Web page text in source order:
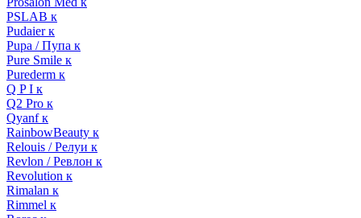
PSLAB к
Pudaier к
Pupa / Пупа к
Pure Smile к
Purederm к
Q P I к
Q2 Pro к
Qyanf к
RainbowBeauty к
Relouis / Релуи к
Revlon / Ревлон к
Revolution к
Rimalan к
Rimmel к